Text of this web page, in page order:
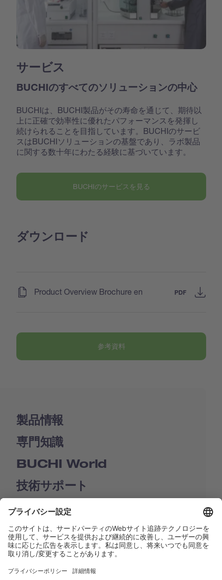
サービス
BUCHIのすべてのソリューションの中心
BUCHIは、BUCHI製品がその寿命を通じて、期待以
上に正確で効率性に優れたパフォーマンスを発揮し
続けられることを目指しています。BUCHIのサービ
スはBUCHIソリューションの基盤であり、ラボ製品
に関する数十年にわたる経験に基づいています。
BUCHIのサービスを見る
ダウンロード
Product Overview Brochure en PDF
参考資料
製品情報
専門知識
BUCHI World
技術サポート
Shop
Contact us